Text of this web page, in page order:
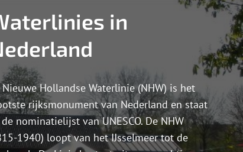
in
Nieuwe Hollandse Waterlinie (NHW) is het
rijksmonument van Nederland en staat
nominatielijst van UNESCO. De NHW
1940) loopt van het IJsselmeer tot de